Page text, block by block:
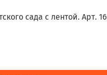
сада с лентой. Арт. 16